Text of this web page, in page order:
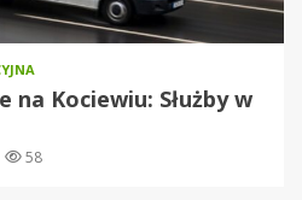
na Kociewiu: Służby w
58